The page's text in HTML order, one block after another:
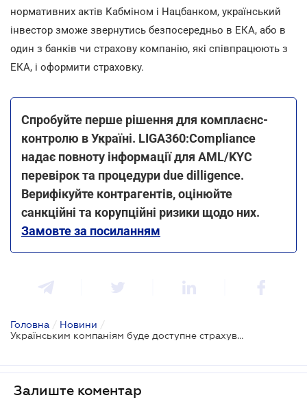
нормативних актів Кабміном і Нацбанком, український
інвестор зможе звернутись безпосередньо в ЕКА, або в
один з банків чи страхову компанію, які співпрацюють з
ЕКА, і оформити страховку.
Спробуйте перше рішення для комплаєнс-
контролю в Україні. LIGA360:Compliance
надає повноту інформації для AML/KYC
перевірок та процедури due dilligence.
Верифікуйте контрагентів, оцінюйте
санкційні та корупційні ризики щодо них.
Замовте за посиланням
Головна / Новини /
Українським компаніям буде доступне страхування інвестицій від воєнних ризиків - проект
Залиште коментар